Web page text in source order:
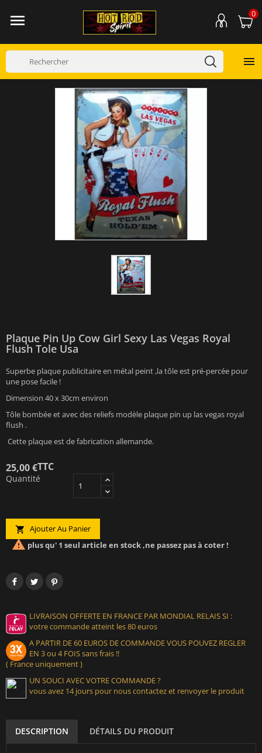
 0

Plaque Pin Up Cow Girl Sexy Las Vegas Royal
Flush Tole Usa
Superbe plaque publicitaire en métal peint ,la tôle est pré-percée pour
une pose facile !
Dimension 40 x 30cm environ
Tôle bombée et avec des reliefs modèle plaque pin up las vegas royal
flush .
Cette plaque est de fabrication allemande.
25,00 €TTC
Quantité
 Ajouter Au Panier
 plus qu' 1 seul article en stock ,ne passez pas à coter !
LIVRAISON OFFERTE EN FRANCE PAR MONDIAL RELAIS SI :
votre commande atteint les 80 euros
A PARTIR DE 60 EUROS DE COMMANDE VOUS POUVEZ REGLER
EN 3 ou 4 FOIS sans frais !!
( France uniquement )
UN SOUCI AVEC VOTRE COMMANDE ?
vous avez 14 jours pour nous contactez et renvoyer le produit
DESCRIPTION DÉTAILS DU PRODUIT